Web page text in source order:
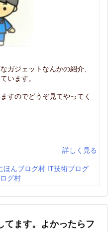
ガジェットなんかの紹介、
います。
すのでどうぞ見てやってく
詳しく見る
グ村
ます。よかったらフ